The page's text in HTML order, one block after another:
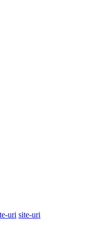
uri site-uri